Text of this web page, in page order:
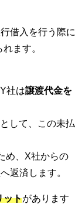
借入を行う際に
ます。
社は譲渡代金を
して、この未払
め、X社からの
返済します。
ットがあります